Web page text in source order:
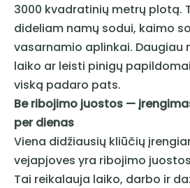
3000 kvadratinių metrų plotą.
dideliam namų sodui, kaimo
vasarnamio aplinkai. Daugiau
laiko ar leisti pinigų
viską padaro pats.
Be ribojimo juostos —
per dienas
Viena didžiausių kliūčių
vejapjoves yra ribojimo
Tai reikalauja laiko, darbo ir